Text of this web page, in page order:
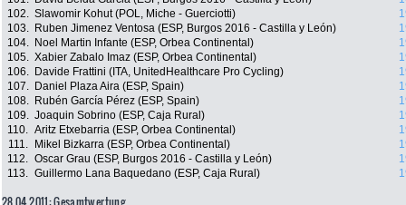
102. Slawomir Kohut (POL, Miche - Guerciotti)
103.
Ruben Jimenez Ventosa (ESP, Burgos 2016 - Castilla y León)
104.
Noel Martin Infante (ESP, Orbea Continental)
105. Xabier Zabalo Imaz (ESP, Orbea Continental)
106.
Davide Frattini (ITA, UnitedHealthcare Pro Cycling)
107.
Daniel Plaza Aira (ESP, Spain)
108.
Rubén García Pérez (ESP, Spain)
109. Joaquin Sobrino (ESP, Caja Rural)
110. Aritz Etxebarria (ESP, Orbea Continental)
111.
Mikel Bizkarra (ESP, Orbea Continental)
112. Oscar Grau (ESP, Burgos 2016 - Castilla y León)
113. Guillermo Lana Baquedano (ESP, Caja Rural)